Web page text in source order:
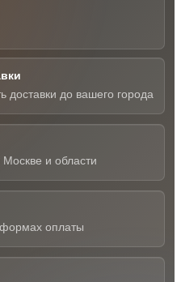
доставки до вашего города
и области
оплаты